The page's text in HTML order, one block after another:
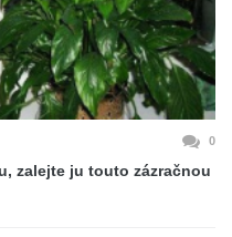
0
zalejte ju touto zázračnou